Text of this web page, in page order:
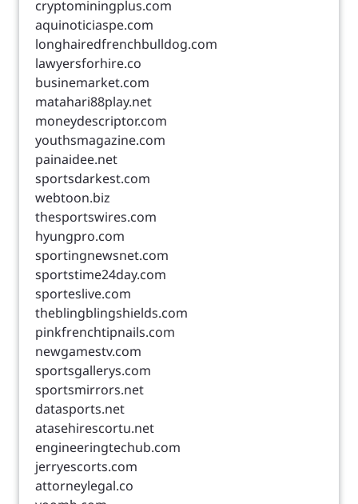
cryptominingplus.com
aquinoticiaspe.com
longhairedfrenchbulldog.com
lawyersforhire.co
businemarket.com
matahari88play.net
moneydescriptor.com
youthsmagazine.com
painaidee.net
sportsdarkest.com
webtoon.biz
thesportswires.com
hyungpro.com
sportingnewsnet.com
sportstime24day.com
sporteslive.com
theblingblingshields.com
pinkfrenchtipnails.com
newgamestv.com
sportsgallerys.com
sportsmirrors.net
datasports.net
atasehirescortu.net
engineeringtechub.com
jerryescorts.com
attorneylegal.co